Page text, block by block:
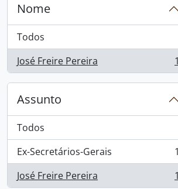
Nome
Todos
José Freire Pereira
, 1 resultados 1
Assunto
Todos
Ex-Secretários-Gerais
, 1 resultados
1
José Freire Pereira
, 1 resultados 1